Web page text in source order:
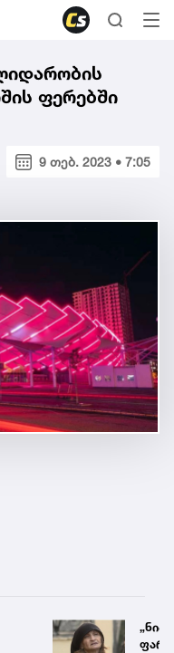
ფერებში
9 თებ. 2023 • 7:05
„ნია